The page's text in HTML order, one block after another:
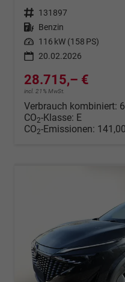
Fahrzeugnr. 131897
Kraftstoff Benzin
Leistung 116 kW (158 PS)
20.02.2026
28.715,– €
incl. 21% MwSt.
Verbrauch kombiniert:
CO2-Klasse: E
CO2-Emissionen: